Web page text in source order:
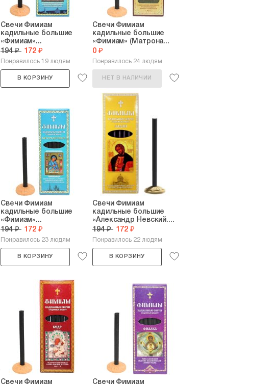
Свечи Фимиам
кадильные большие
«Фимиам»...
194 ₽ 172 ₽
Понравилось 19 людям
В КОРЗИНУ
Свечи Фимиам
кадильные большие
«Фимиам» (Матрона...
0 ₽
Понравилось 24 людям
НЕТ В НАЛИЧИИ
Свечи Фимиам
кадильные большие
«Фимиам»...
194 ₽ 172 ₽
Понравилось 23 людям
В КОРЗИНУ
Свечи Фимиам
кадильные большие
«Александр Невский....
194 ₽ 172 ₽
Понравилось 22 людям
В КОРЗИНУ
Свечи Фимиам
Свечи Фимиам